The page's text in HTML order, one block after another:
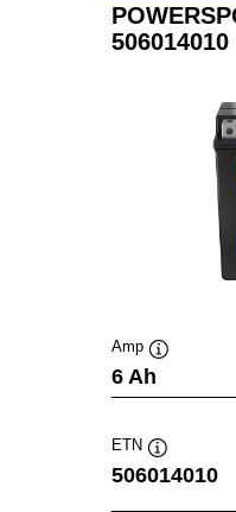
506014010
Amp
6 Ah
ETN
Infobulle
506014010